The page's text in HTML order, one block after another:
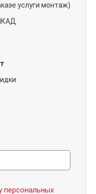
услуги монтаж)
персональных